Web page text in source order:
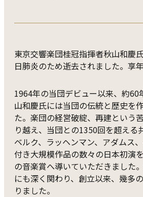
東京交響楽団桂冠指揮者秋山和慶
日肺炎のため逝去されました。享年
1964年の当団デビュー以来、約60
山和慶氏には当団の伝統と歴史を
た。楽団の経営破綻、再建という
り越え、当団との1350回を超える
ベルク、ラッヘンマン、アダムス
付き大規模作品の数々の日本初演
の音楽賞へ導いていただきました
にも深く関わり、創立以来、幾多
りました。